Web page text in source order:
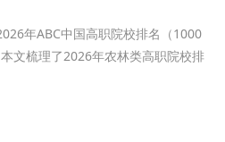
年ABC中国高职院校排名（1000
文梳理了2026年农林类高职院校排